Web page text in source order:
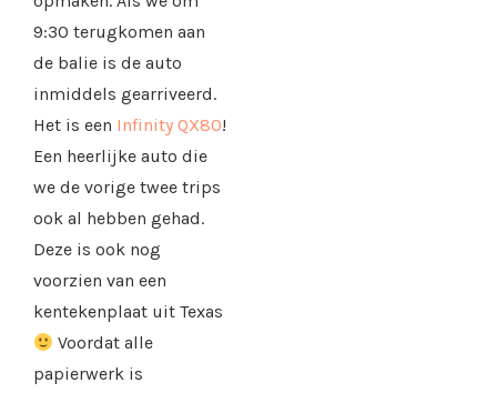
9:30 terugkomen aan
de balie is de auto
inmiddels gearriveerd.
Het is een Infinity QX80!
Een heerlijke auto die
we de vorige twee trips
ook al hebben gehad.
Deze is ook nog
voorzien van een
kentekenplaat uit Texas
Voordat alle
papierwerk is